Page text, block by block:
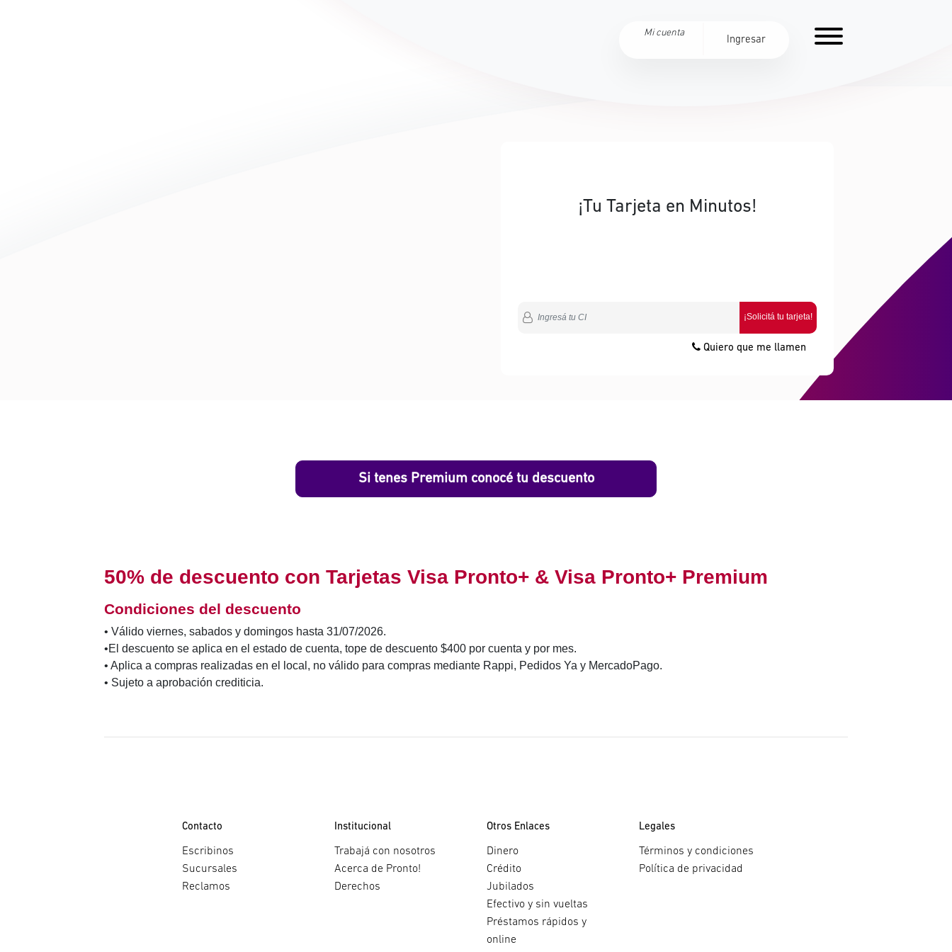
Mi cuenta
Ingresar
¡Tu Tarjeta en Minutos!
¡Solicitá tu tarjeta!
Quiero que me llamen
Si tenes Premium conocé tu descuento
50% de descuento con Tarjetas Visa Pronto+ & Visa Pronto+ Premium
Condiciones del descuento
• Válido viernes, sabados y domingos hasta 31/07/2026.
•El descuento se aplica en el estado de cuenta, tope de descuento $400 por cuenta y por mes.
• Aplica a compras realizadas en el local, no válido para compras mediante Rappi, Pedidos Ya y MercadoPago.
• Sujeto a aprobación crediticia.
Contacto
Escribinos
Sucursales
Reclamos
Institucional
Trabajá con nosotros
Acerca de Pronto!
Derechos
Otros Enlaces
Dinero
Crédito
Jubilados
Efectivo y sin vueltas
Préstamos rápidos y
online
Legales
Términos y condiciones
Política de privacidad